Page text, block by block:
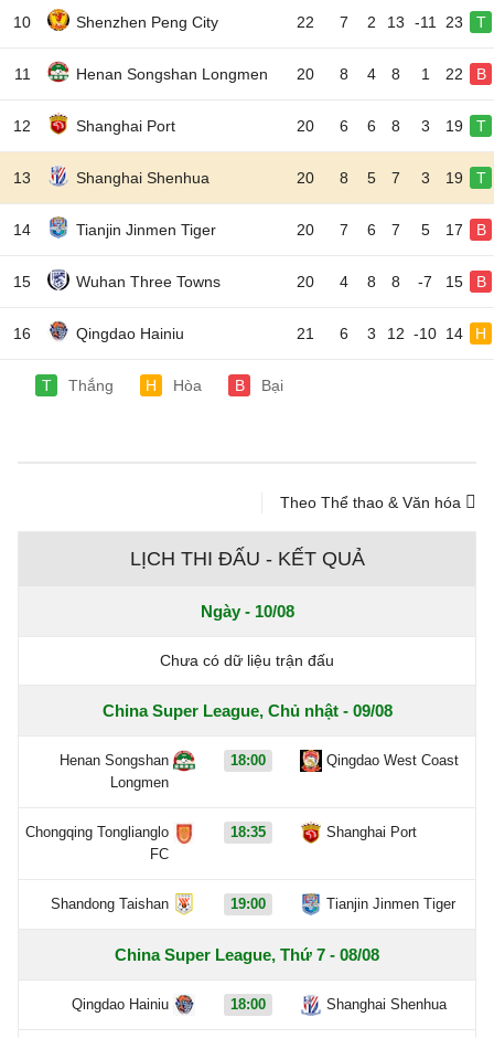
10 Shenzhen Peng City 22 7 2 13 -11 23 T
11 Henan Songshan Longmen 20 8 4 8 1 22 B
12 Shanghai Port 20 6 6 8 3 19 T
13 Shanghai Shenhua 20 8 5 7 3 19 T
14 Tianjin Jinmen Tiger 20 7 6 7 5 17 B
15 Wuhan Three Towns 20 4 8 8 -7 15 B
16 Qingdao Hainiu 21 6 3 12 -10 14 H
T Thắng H Hòa B Bại
Theo Thể thao & Văn hóa
LỊCH THI ĐẤU - KẾT QUẢ
Ngày - 10/08
Chưa có dữ liệu trận đấu
China Super League, Chủ nhật - 09/08
Henan Songshan
Longmen
18:00 Qingdao West Coast
Chongqing Tonglianglo
FC
18:35 Shanghai Port
Shandong Taishan 19:00 Tianjin Jinmen Tiger
China Super League, Thứ 7 - 08/08
Qingdao Hainiu 18:00 Shanghai Shenhua